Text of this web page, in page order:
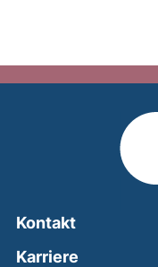
Kontakt
Karriere